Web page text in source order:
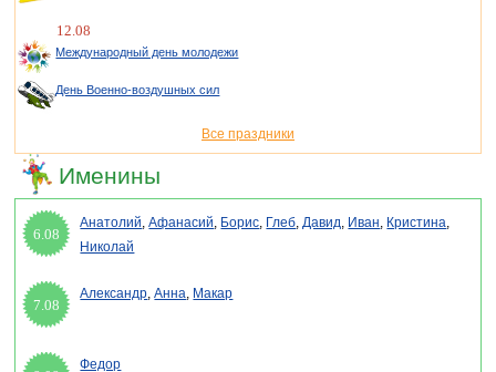
12.08
Международный день молодежи
День Военно-воздушных сил
Все праздники
Именины
6.08
Анатолий,Афанасий, Борис, Глеб,Давид, Иван, Кристина,
Николай
7.08
Александр,Анна, Макар
Федор